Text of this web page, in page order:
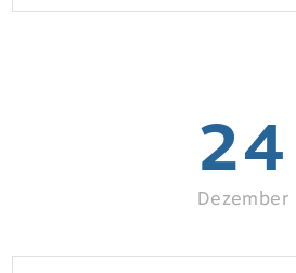
Reform der Grundsteuer erste
24
Dezember